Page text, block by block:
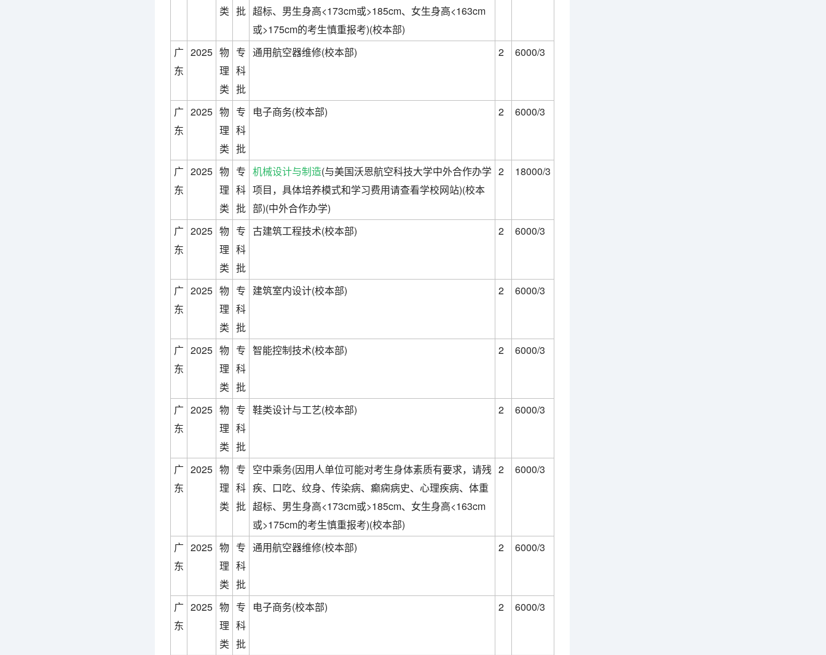
类 批 超标、男生身高<173cm或>185cm、女生身高<163cm
或>175cm的考生慎重报考)(校本部)
广
东
2025 物
理
类
专
科
批
通用航空器维修(校本部) 2 6000/3
广
东
2025 物
理
类
专
科
批
电子商务(校本部) 2 6000/3
广
东
2025 物
理
类
专
科
批
机械设计与制造(与美国沃恩航空科技大学中外合作办学
项目，具体培养模式和学习费用请查看学校网站)(校本
部)(中外合作办学)
2 18000/3
广
东
2025 物
理
类
专
科
批
古建筑工程技术(校本部) 2 6000/3
广
东
2025 物
理
类
专
科
批
建筑室内设计(校本部) 2 6000/3
广
东
2025 物
理
类
专
科
批
智能控制技术(校本部) 2 6000/3
广
东
2025 物
理
类
专
科
批
鞋类设计与工艺(校本部) 2 6000/3
广
东
2025 物
理
类
专
科
批
空中乘务(因用人单位可能对考生身体素质有要求，请残
疾、口吃、纹身、传染病、癫痫病史、心理疾病、体重
超标、男生身高<173cm或>185cm、女生身高<163cm
或>175cm的考生慎重报考)(校本部)
2 6000/3
广
东
2025 物
理
类
专
科
批
通用航空器维修(校本部) 2 6000/3
广
东
2025 物
理
类
专
科
批
电子商务(校本部) 2 6000/3